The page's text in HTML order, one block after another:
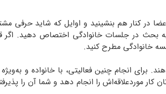
در کنار هم بنشینید و اوایل که شاید حرفی
بحث در جلسات خانوادگی اختصاص دهید. اگر
خانوادگی مطرح کنید.
برای انجام چنین فعالیتی، با خانواده و
موردعلاقه‌اش را انجام دهد و شما آن را